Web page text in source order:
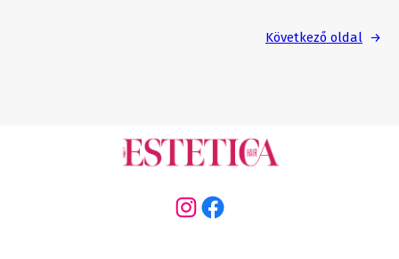
Következő oldal →
Instagram Facebook